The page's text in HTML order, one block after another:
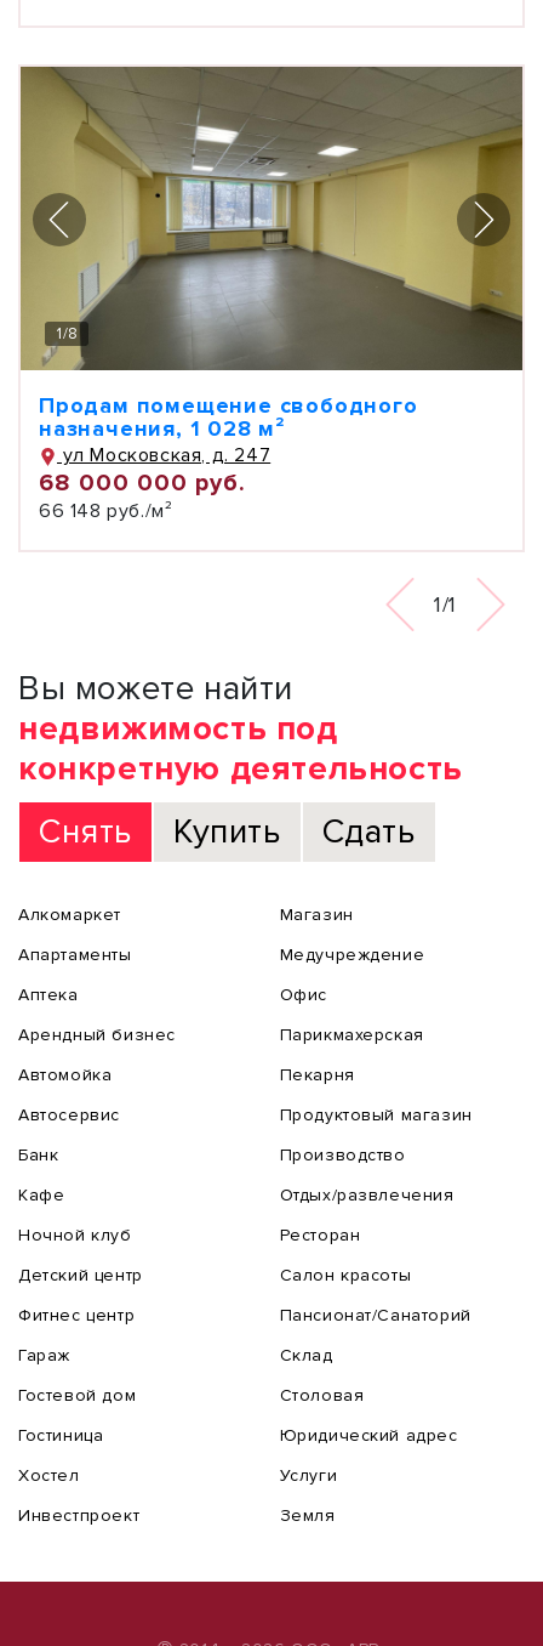
1/8
Продам помещение свободного
назначения, 1 028 м²
ул Московская, д. 247
68 000 000 руб.
66 148 руб./м²
1/1
Вы можете найти
недвижимость под
конкретную деятельность
Снять
Купить Сдать
Алкомаркет
Апартаменты
Аптека
Арендный бизнес
Автомойка
Автосервис
Банк
Кафе
Ночной клуб
Детский центр
Фитнес центр
Гараж
Гостевой дом
Гостиница
Хостел
Инвестпроект
Магазин
Медучреждение
Офис
Парикмахерская
Пекарня
Продуктовый магазин
Производство
Отдых/развлечения
Ресторан
Салон красоты
Пансионат/Санаторий
Склад
Столовая
Юридический адрес
Услуги
Земля